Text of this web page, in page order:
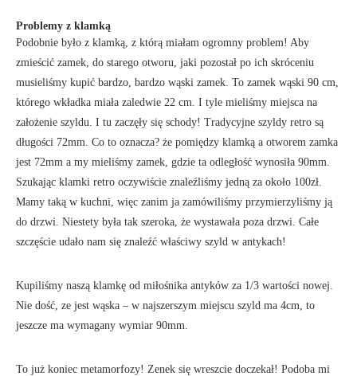
Problemy z klamką
Podobnie było z klamką, z którą miałam ogromny problem! Aby
zmieścić zamek, do starego otworu, jaki pozostał po ich skróceniu
musieliśmy kupić bardzo, bardzo wąski zamek. To zamek wąski 90 cm,
którego wkładka miała zaledwie 22 cm. I tyle mieliśmy miejsca na
założenie szyldu. I tu zaczęły się schody! Tradycyjne szyldy retro są
długości 72mm. Co to oznacza? że pomiędzy klamką a otworem zamka
jest 72mm a my mieliśmy zamek, gdzie ta odległość wynosiła 90mm.
Szukając klamki retro oczywiście znaleźliśmy jedną za około 100zł.
Mamy taką w kuchni, więc zanim ja zamówiliśmy przymierzyliśmy ją
do drzwi. Niestety była tak szeroka, że wystawała poza drzwi. Całe
szczęście udało nam się znaleźć właściwy szyld w antykach!
Kupiliśmy naszą klamkę od miłośnika antyków za 1/3 wartości nowej.
Nie dość, ze jest wąska – w najszerszym miejscu szyld ma 4cm, to
jeszcze ma wymagany wymiar 90mm.
To już koniec metamorfozy! Zenek się wreszcie doczekał! Podoba mi